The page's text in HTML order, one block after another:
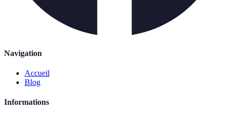
Navigation
Accueil
Blog
Informations